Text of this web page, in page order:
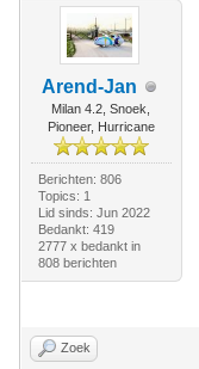
Arend-Jan
Milan 4.2, Snoek,
Pioneer, Hurricane
Berichten: 806
Topics: 1
Lid sinds: Jun 2022
Bedankt: 419
2777 x bedankt in
808 berichten
Zoek